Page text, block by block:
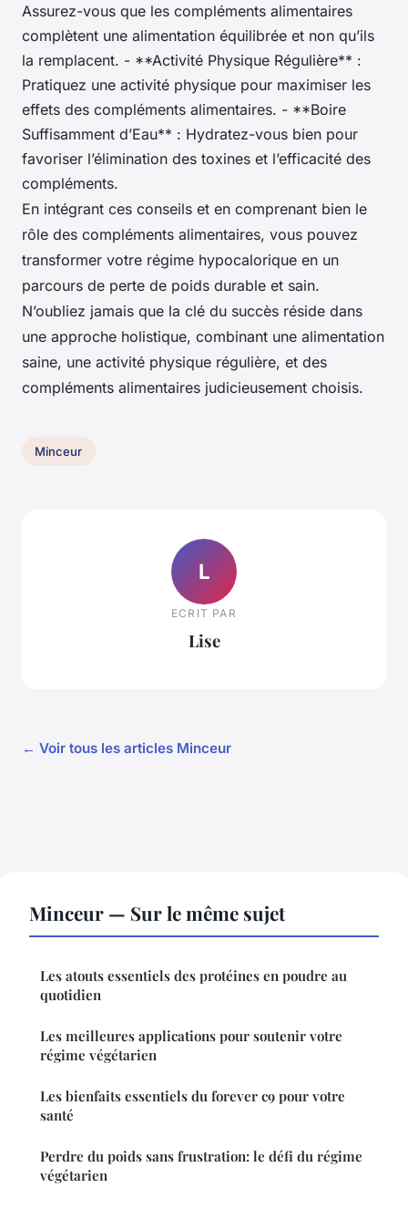
Assurez-vous que les compléments alimentaires
complètent une alimentation équilibrée et non qu’ils
la remplacent. - **Activité Physique Régulière** :
Pratiquez une activité physique pour maximiser les
effets des compléments alimentaires. - **Boire
Suffisamment d’Eau** : Hydratez-vous bien pour
favoriser l’élimination des toxines et l’efficacité des
compléments.
En intégrant ces conseils et en comprenant bien le
rôle des compléments alimentaires, vous pouvez
transformer votre régime hypocalorique en un
parcours de perte de poids durable et sain.
N’oubliez jamais que la clé du succès réside dans
une approche holistique, combinant une alimentation
saine, une activité physique régulière, et des
compléments alimentaires judicieusement choisis.
Minceur
L
ECRIT PAR
Lise
← Voir tous les articles Minceur
Minceur — Sur le même sujet
Les atouts essentiels des protéines en poudre au
quotidien
Les meilleures applications pour soutenir votre
régime végétarien
Les bienfaits essentiels du forever c9 pour votre
santé
Perdre du poids sans frustration: le défi du régime
végétarien